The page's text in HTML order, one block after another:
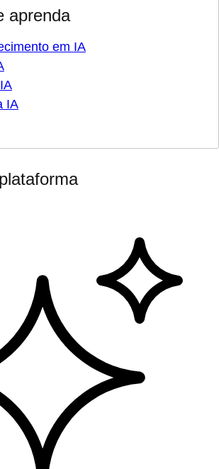
aprenda
em IA
IA